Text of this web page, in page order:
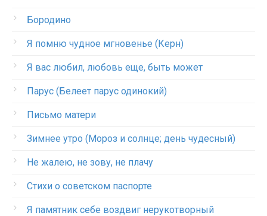
Бородино
Я помню чудное мгновенье (Керн)
Я вас любил, любовь еще, быть может
Парус (Белеет парус одинокий)
Письмо матери
Зимнее утро (Мороз и солнце; день чудесный)
Не жалею, не зову, не плачу
Стихи о советском паспорте
Я памятник себе воздвиг нерукотворный